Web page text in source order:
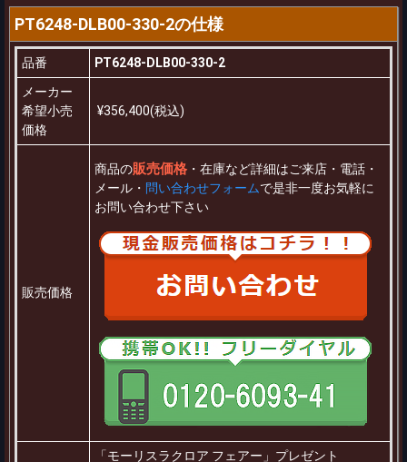
PT6248-DLB00-330-2の仕様
品番
PT6248-DLB00-330-2
メーカー
希望小売
価格
¥356,400(税込)
販売価格
商品の販売価格 ・在庫など詳細はご来店・電話・
メール・ 問い合わせフォームで是非一度お気軽に
お問い合わせ下さい
「モーリスラクロア フェアー」プレゼント